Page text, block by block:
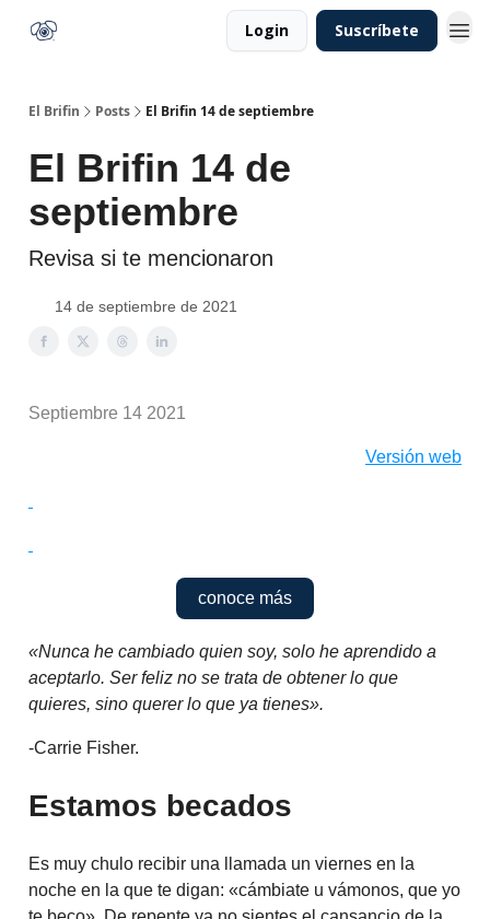
Login Suscríbete
El Brifin Posts El Brifin 14 de septiembre
El Brifin 14 de
septiembre
Revisa si te mencionaron
14 de septiembre de 2021
Septiembre 14 2021
Versión web
conoce más
«Nunca he cambiado quien soy, solo he aprendido a
aceptarlo. Ser feliz no se trata de obtener lo que
quieres, sino querer lo que ya tienes».
-Carrie Fisher.
Estamos becados
Es muy chulo recibir una llamada un viernes en la
noche en la que te digan: «cámbiate u vámonos, que yo